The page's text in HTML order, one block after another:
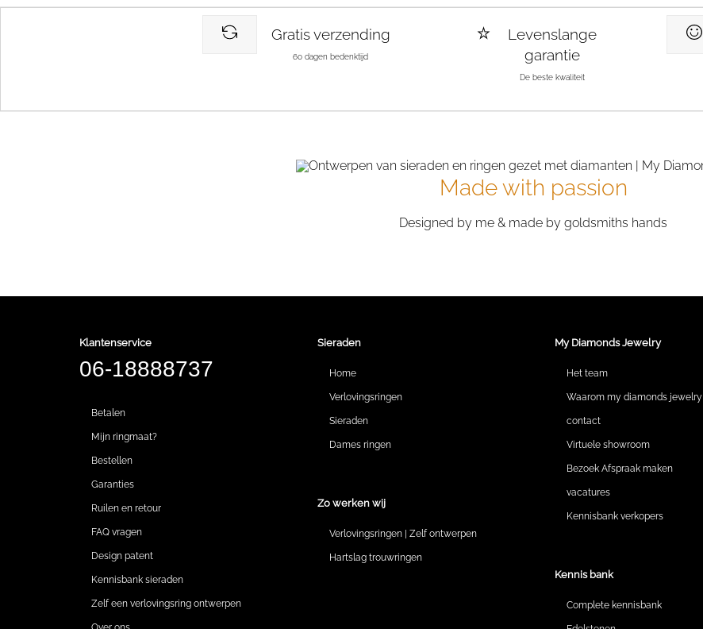
Gratis verzending
60 dagen bedenktijd
Levenslange
garantie
De beste kwaliteit
Made with passion
Designed by me & made by goldsmiths hands
Klantenservice
06-18888737
Betalen
Mijn ringmaat?
Bestellen
Garanties
Ruilen en retour
FAQ vragen
Design patent
Kennisbank sieraden
Zelf een verlovingsring ontwerpen
Sieraden
Home
Verlovingsringen
Sieraden
Dames ringen
Zo werken wij
Verlovingsringen | Zelf ontwerpen
Hartslag trouwringen
My Diamonds Jewelry
Het team
Waarom my diamonds jewelry
contact
Virtuele showroom
Bezoek Afspraak maken
vacatures
Kennisbank verkopers
Kennis bank
Complete kennisbank